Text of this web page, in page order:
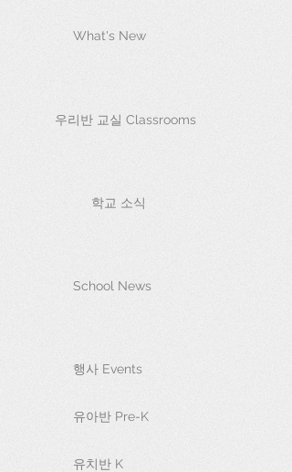
What's New
우리반 교실 Classrooms
학교 소식
School News
행사 Events
유아반 Pre-K
유치반 K